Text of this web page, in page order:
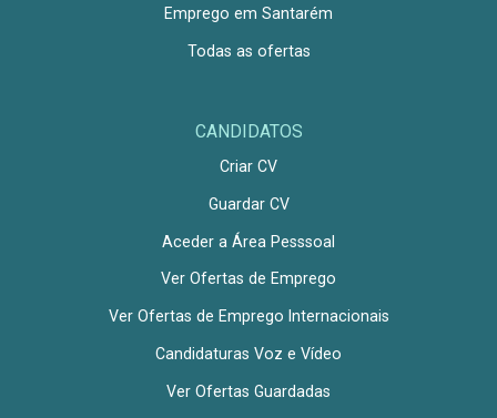
Emprego em Santarém
Todas as ofertas
CANDIDATOS
Criar CV
Guardar CV
Aceder a Área Pesssoal
Ver Ofertas de Emprego
Ver Ofertas de Emprego Internacionais
Candidaturas Voz e Vídeo
Ver Ofertas Guardadas